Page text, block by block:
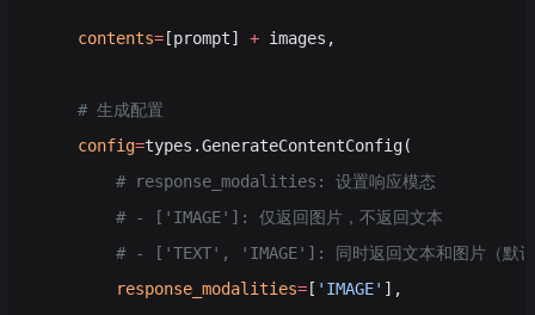
    contents
= [prompt] + images,
    # 生成配置
    config
=types.GenerateContentConfig(
        # response_modalities: 设置响应模态
        # - ['IMAGE']: 仅返回图片，不返回文本
# - ['TEXT', 'IMAGE']: 同时返回文本和图片（默
        response_modalities
= [ 'IMAGE' ],